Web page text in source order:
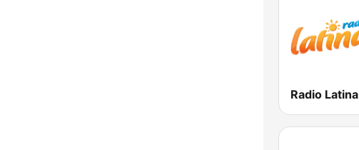
Radio Latina